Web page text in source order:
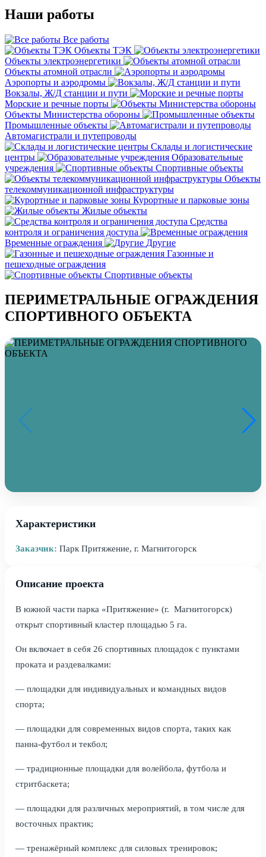
Наши работы
Все работы
Объекты ТЭК
Объекты электроэнергетики
Объекты атомной отрасли
Аэропорты и аэродромы
Вокзалы, Ж/Д станции и пути
Морские и речные порты
Объекты Министерства обороны
Промышленные объекты
Автомагистрали и путепроводы
Склады и логистические
центры
Образовательные
учреждения
Спортивные объекты
Объекты
телекоммуникационной инфраструктуры
Курортные и парковые зоны
Жилые объекты
Средства
контроля и ограничения доступа
Временные ограждения
Другие
Газонные и
пешеходные ограждения
Спортивные объекты
ПЕРИМЕТРАЛЬНЫЕ ОГРАЖДЕНИЯ
СПОРТИВНОГО ОБЪЕКТА
Характеристики
Заказчик: Парк Притяжение, г. Магнитогорск
Описание проекта
В южной части парка «Притяжение» (г. Магнитогорск)
открыт спортивный кластер площадью 5 га.
Он включает в себя 26 спортивных площадок с пунктами
проката и раздевалками:
— площадки для индивидуальных и командных видов
спорта;
— площадки для современных видов спорта, таких как
панна-футбол и текбол;
— традиционные площадки для волейбола, футбола и
стритбаскета;
— площадки для различных мероприятий, в том числе для
восточных практик;
— тренажёрный комплекс для силовых тренировок;